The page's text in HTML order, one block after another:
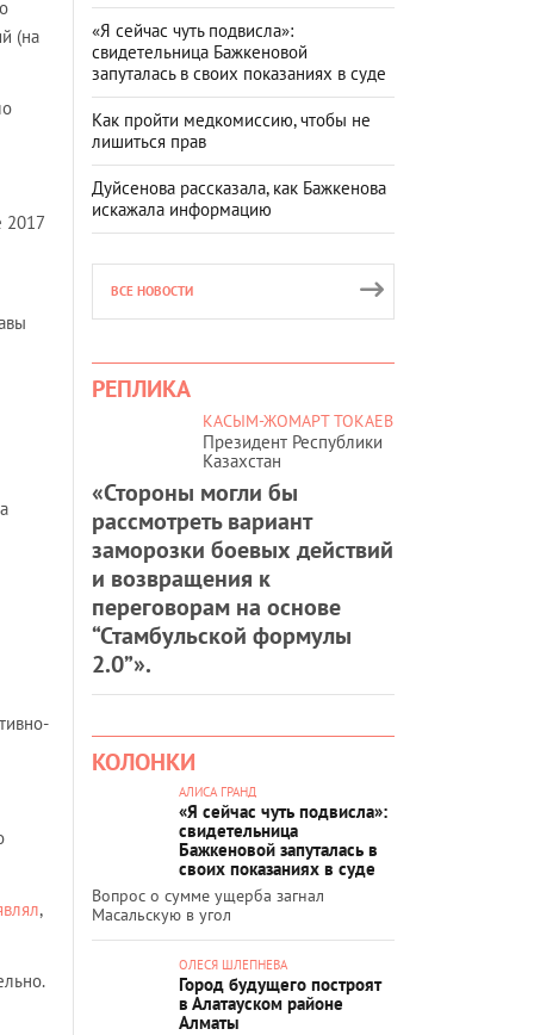
(на
2017
,
«Я сейчас чуть подвисла»:
свидетельница Бажкеновой
запуталась в своих показаниях в суде
Как пройти медкомиссию, чтобы не
лишиться прав
Дуйсенова рассказала, как Бажкенова
искажала информацию
ВСЕ НОВОСТИ
РЕПЛИКА
КАСЫМ-ЖОМАРТ ТОКАЕВ
Президент Республики
Казахстан
«Стороны могли бы
рассмотреть вариант
заморозки боевых действий
и возвращения к
переговорам на основе
“Стамбульской формулы
2.0”».
КОЛОНКИ
АЛИСА ГРАНД
«Я сейчас чуть подвисла»:
свидетельница
Бажкеновой запуталась в
своих показаниях в суде
Вопрос о сумме ущерба загнал
Масальскую в угол
ОЛЕСЯ ШЛЕПНЕВА
Город будущего построят
в Алатауском районе
Алматы